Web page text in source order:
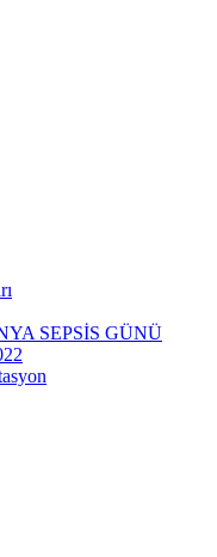
SEPSİS GÜNÜ